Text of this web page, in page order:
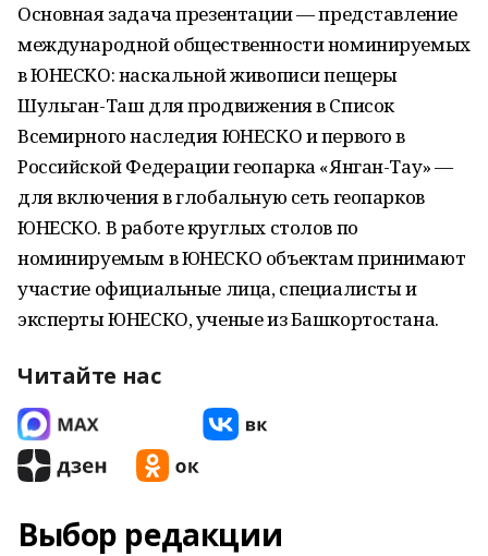
Основная задача презентации — представление
международной общественности номинируемых
в ЮНЕСКО: наскальной живописи пещеры
Шульган-Таш для продвижения в Список
Всемирного наследия ЮНЕСКО и первого в
Российской Федерации геопарка «Янган-Тау» —
для включения в глобальную сеть геопарков
ЮНЕСКО. В работе круглых столов по
номинируемым в ЮНЕСКО объектам принимают
участие официальные лица, специалисты и
эксперты ЮНЕСКО, ученые из Башкортостана.
Читайте нас
Выбор редакции